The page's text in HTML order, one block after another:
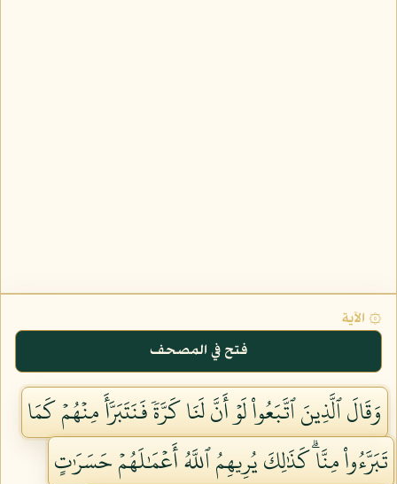
۞ الآية
فتح في المصحف
وَقَالَ ٱلَّذِينَ ٱتَّبَعُواْ لَوۡ أَنَّ لَنَا كَرَّةٗ فَنَتَبَرَّأَ مِنۡهُمۡ كَمَا
تَبَرَّءُواْ مِنَّاۗ كَذَٰلِكَ يُرِيهِمُ ٱللَّهُ أَعۡمَٰلَهُمۡ حَسَرَٰتٍ